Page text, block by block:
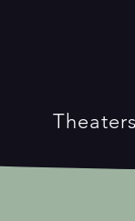
Theaters